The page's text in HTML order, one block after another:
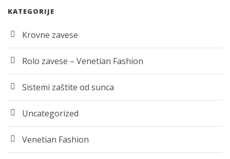
KATEGORIJE
Krovne zavese
Rolo zavese – Venetian Fashion
Sistemi zaštite od sunca
Uncategorized
Venetian Fashion